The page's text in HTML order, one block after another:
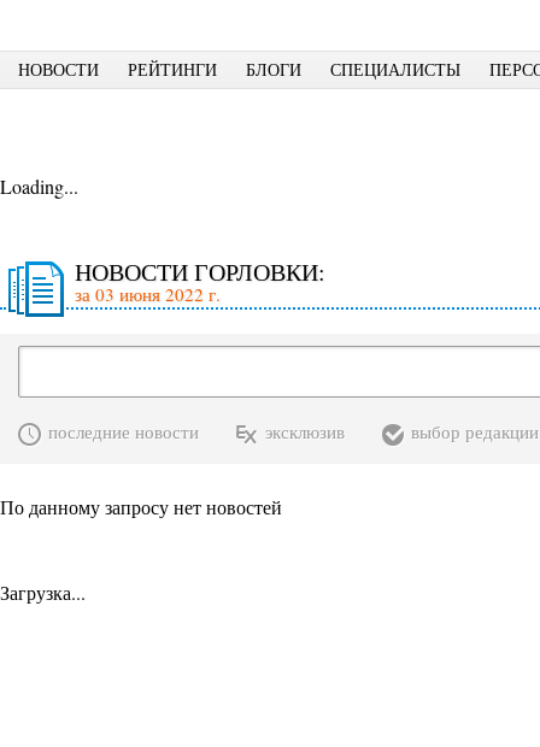
НОВОСТИ РЕЙТИНГИ БЛОГИ СПЕЦИАЛИСТЫ
Loading...
НОВОСТИ ГОРЛОВКИ:
за 03 июня 2022 г.
последние новости эксклюзив выбор редакции
По данному запросу нет новостей
Загрузка...